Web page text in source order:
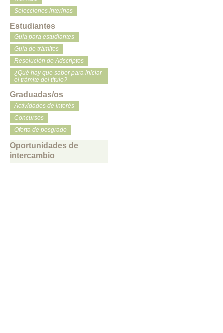
Selecciones interinas
Estudiantes
Guía para estudiantes
Guía de trámites
Resolución de Adscriptos
¿Qué hay que saber para iniciar
el trámite del título?
Graduadas/os
Actividades de interés
Concursos
Oferta de posgrado
Oportunidades de
intercambio